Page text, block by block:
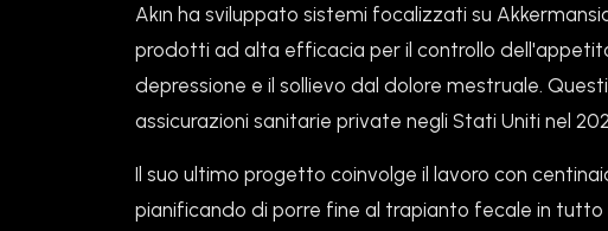
Akın ha sviluppato sistemi focalizzati su
prodotti ad alta efficacia per il controllo
depressione e il sollievo dal dolore mestruale.
assicurazioni sanitarie private negli Stati Uniti nel
Il suo ultimo progetto coinvolge il lavoro con
pianificando di porre fine al trapianto fecale in tutto